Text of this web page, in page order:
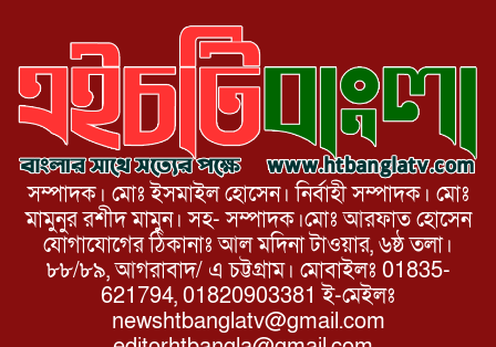
সম্পাদক। মোঃ ইসমাইল হোসেন। নির্বাহী সম্পাদক। মোঃ
মামুনুর রশীদ মামুন। সহ- সম্পাদক।মোঃ আরফাত হোসেন
যোগাযোগের ঠিকানাঃ আল মদিনা টাওয়ার, ৬ষ্ঠ তলা।
৮৮/৮৯, আগরাবাদ/ এ চট্টগ্রাম। মোবাইলঃ 01835-
621794, 01820903381 ই-মেইলঃ
newshtbanglatv@gmail.com